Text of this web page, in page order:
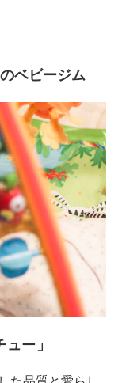
ベビージム
ー」